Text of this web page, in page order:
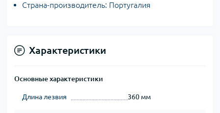
Страна-производитель: Португалия
Характеристики
Основные характеристики
Длина лезвия 360 мм